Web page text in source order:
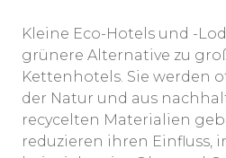
Kleine Eco-Hotels und -
grünere Alternative zu
Kettenhotels. Sie werden
der Natur und aus
recycelten Materialien
reduzieren ihren Einfluss,